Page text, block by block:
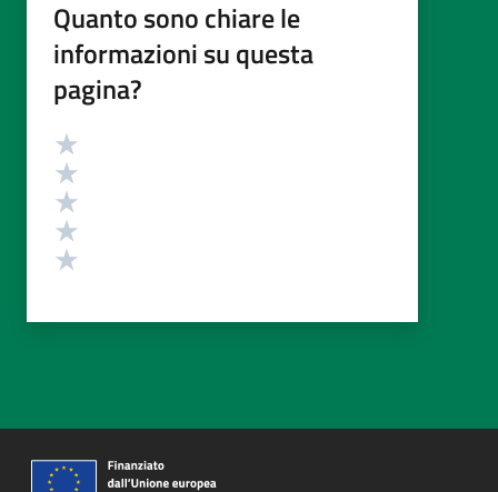
Quanto sono chiare le
informazioni su questa
pagina?
Valutazione